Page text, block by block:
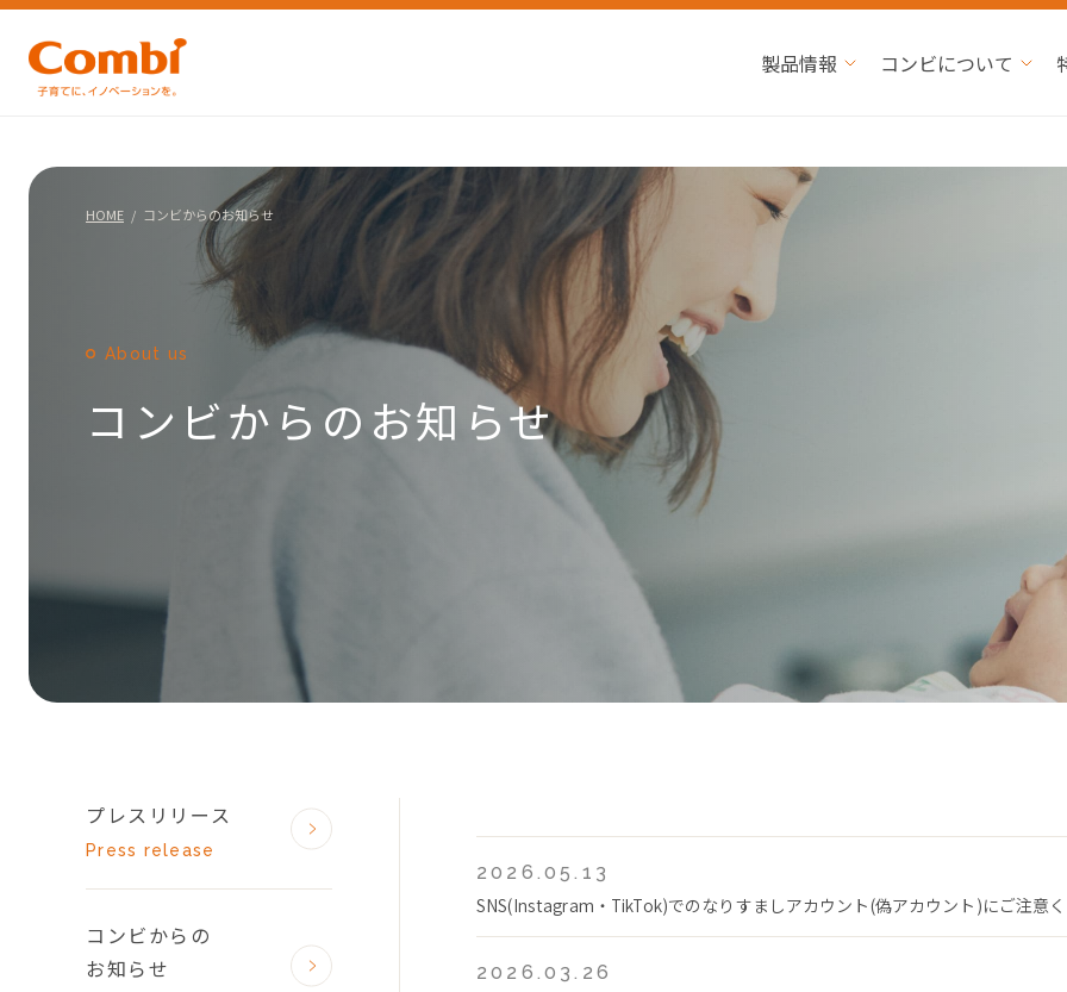
製品情報 コンビについて
HOME コンビからのお知らせ
About us
コンビからのお知らせ
2026.05.13
SNS(Instagram・TikTok)でのなりすましアカウント(偽アカウント)にご注意
2026.03.26
プレスリリース
Press release
コンビからの
お知らせ